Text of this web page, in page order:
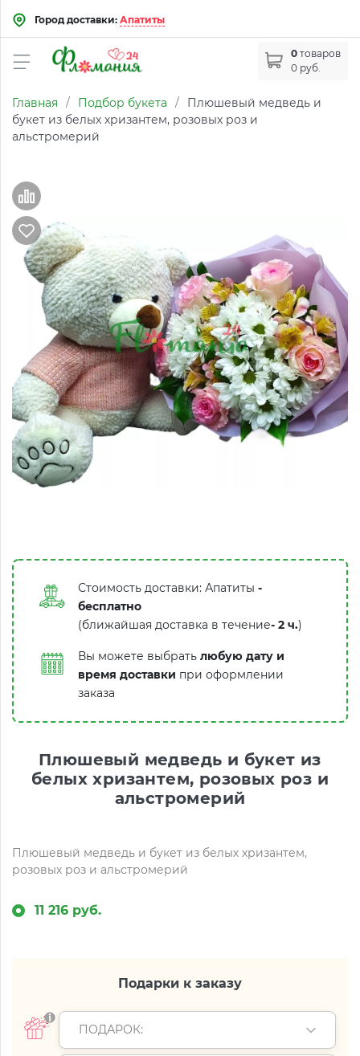
Город доставки: Апатиты
0 товаров
0 руб.
Главная / Подбор букета /
Плюшевый медведь и
букет из белых хризантем, розовых роз и
альстромерий
Стоимость доставки: Апатиты -
бесплатно
(ближайшая доставка в течение- 2 ч.)
Вы можете выбрать любую дату и
время доставки при оформлении
заказа
Плюшевый медведь и букет из
белых хризантем, розовых роз и
альстромерий
Плюшевый медведь и букет из белых хризантем,
розовых роз и альстромерий
11 216 руб.
Подарки к заказу
ПОДАРОК: